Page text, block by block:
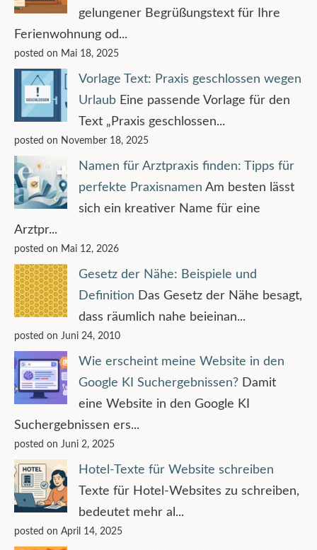
gelungener Begrüßungstext für Ihre
Ferienwohnung od...
posted on Mai 18, 2025
Vorlage Text: Praxis geschlossen wegen
Urlaub Eine passende Vorlage für den
Text „Praxis geschlossen...
posted on November 18, 2025
Namen für Arztpraxis finden: Tipps für
perfekte Praxisnamen Am besten lässt
sich ein kreativer Name für eine
Arztpr...
posted on Mai 12, 2026
Gesetz der Nähe: Beispiele und
Definition Das Gesetz der Nähe besagt,
dass räumlich nahe beieinan...
posted on Juni 24, 2010
Wie erscheint meine Website in den
Google KI Suchergebnissen? Damit
eine Website in den Google KI
Suchergebnissen ers...
posted on Juni 2, 2025
Hotel-Texte für Website schreiben
Texte für Hotel-Websites zu schreiben,
bedeutet mehr al...
posted on April 14, 2025